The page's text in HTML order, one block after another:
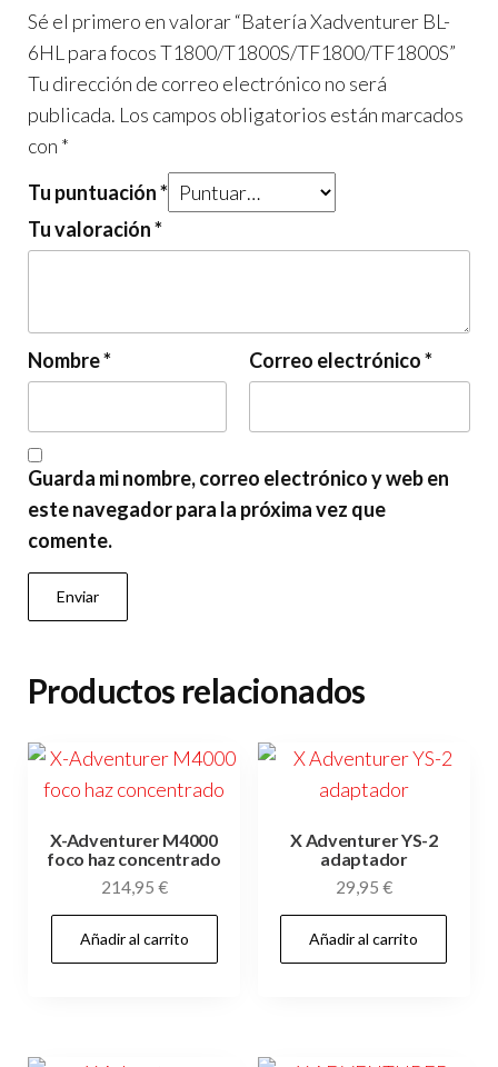
Sé el primero en valorar “Batería Xadventurer BL-
6HL para focos T1800/T1800S/TF1800/TF1800S”
Tu dirección de correo electrónico no será
publicada. Los campos obligatorios están marcados
con *
Tu puntuación*
Tu valoración*
Nombre* Correo electrónico*
Guarda mi nombre, correo electrónico y web en
este navegador para la próxima vez que
comente.
Productos relacionados
X-Adventurer M4000
foco haz concentrado
214,95 €
Añadir al carrito
X Adventurer YS-2
adaptador
29,95 €
Añadir al carrito